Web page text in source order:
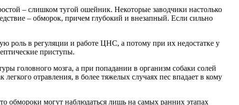
– слишком тугой ошейник. Некоторые заводчики настолько
– обморок, причем глубокий и внезапный. Если сильно
в регуляции и работе ЦНС, а потому при их недостатке у
приступы.
головного мозга, а при попадании в организм собаки солей
отравления, в более тяжелых случаях пес впадает в кому
обмороки могут наблюдаться лишь на самых ранних этапах